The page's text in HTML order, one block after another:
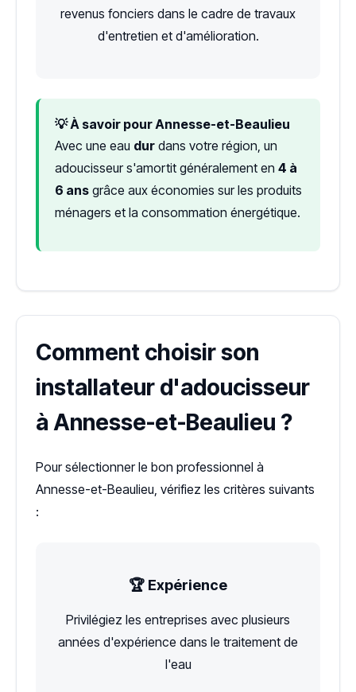
revenus fonciers dans le cadre de travaux
d'entretien et d'amélioration.
💡 À savoir pour Annesse-et-Beaulieu
Avec une eau dur dans votre région, un
adoucisseur s'amortit généralement en 4 à
6 ans grâce aux économies sur les produits
ménagers et la consommation énergétique.
Comment choisir son
installateur d'adoucisseur
à Annesse-et-Beaulieu ?
Pour sélectionner le bon professionnel à
Annesse-et-Beaulieu, vérifiez les critères suivants
:
🏆 Expérience
Privilégiez les entreprises avec plusieurs
années d'expérience dans le traitement de
l'eau